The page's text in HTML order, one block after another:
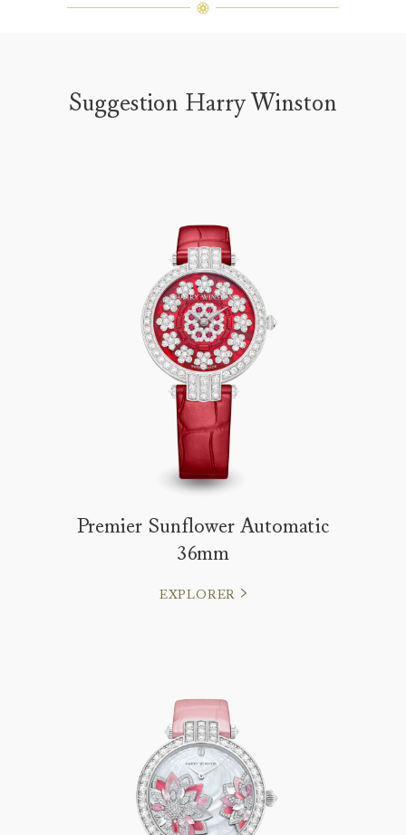
Suggestion Harry Winston
Premier Sunflower Automatic
36mm
EXPLORER